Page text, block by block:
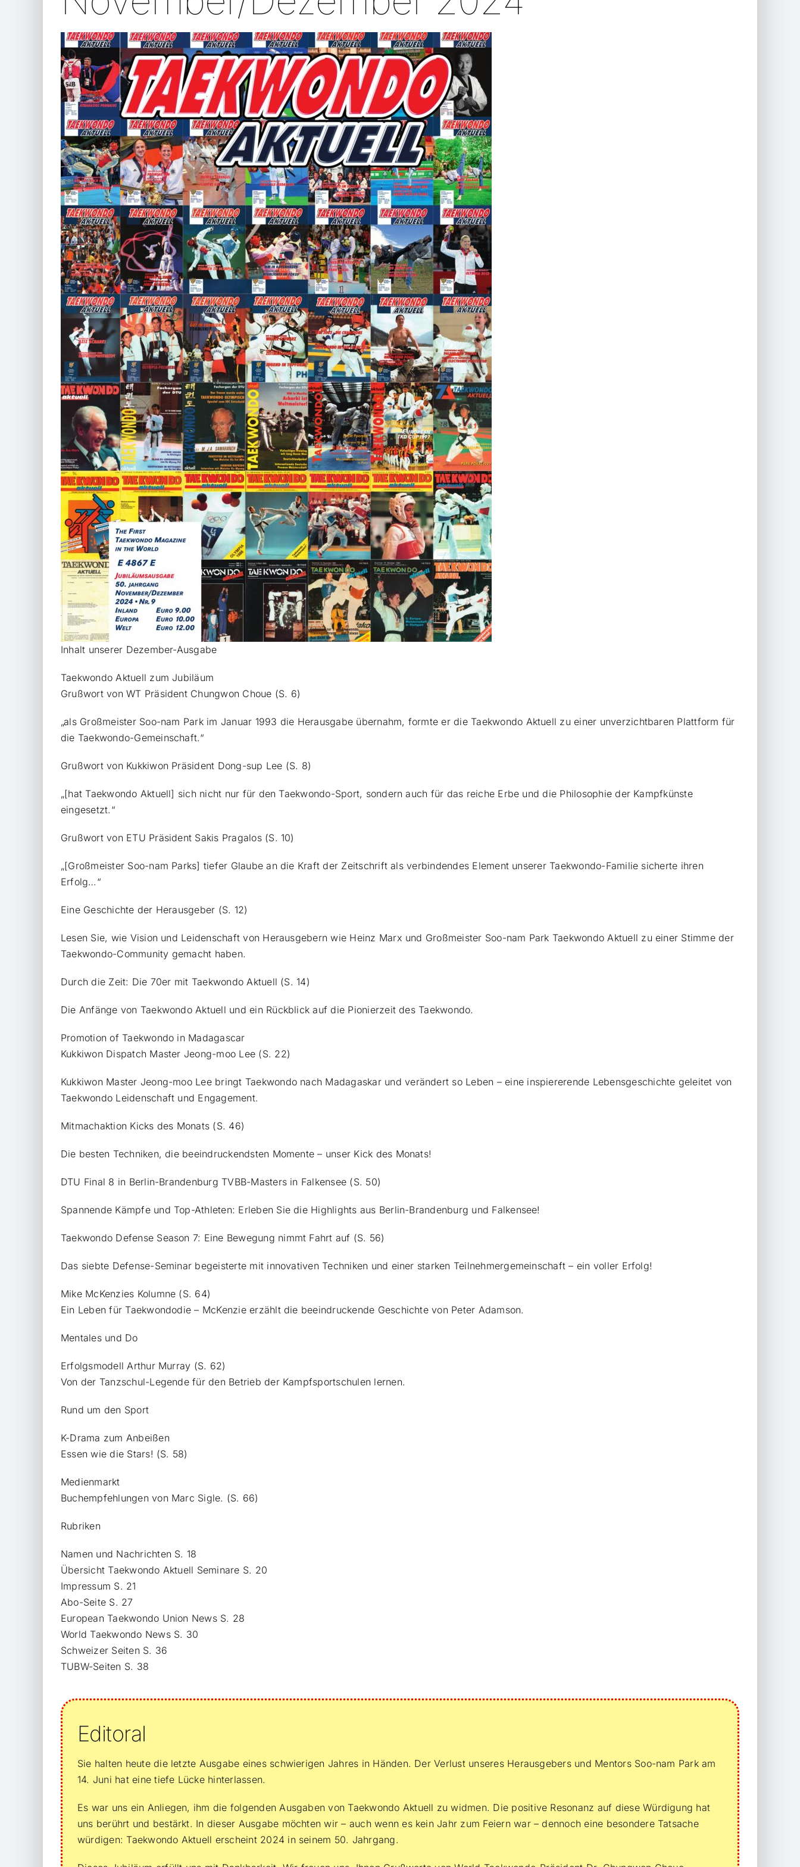
Inhalt unserer Dezember-Ausgabe
Taekwondo Aktuell zum Jubiläum
Grußwort von WT Präsident Chungwon Choue (S. 6)
„als Großmeister Soo-nam Park im Januar 1993 die Herausgabe übernahm, formte er die Taekwondo Aktuell zu einer unverzichtbaren Plattform für
die Taekwondo-Gemeinschaft.“
Grußwort von Kukkiwon Präsident Dong-sup Lee (S. 8)
„[hat Taekwondo Aktuell] sich nicht nur für den Taekwondo-Sport, sondern auch für das reiche Erbe und die Philosophie der Kampfkünste
eingesetzt.“
Grußwort von ETU Präsident Sakis Pragalos (S. 10)
„[Großmeister Soo-nam Parks] tiefer Glaube an die Kraft der Zeitschrift als verbindendes Element unserer Taekwondo-Familie sicherte ihren
Erfolg…“
Eine Geschichte der Herausgeber (S. 12)
Lesen Sie, wie Vision und Leidenschaft von Herausgebern wie Heinz Marx und Großmeister Soo-nam Park Taekwondo Aktuell zu einer Stimme der
Taekwondo-Community gemacht haben.
Durch die Zeit: Die 70er mit Taekwondo Aktuell (S. 14)
Die Anfänge von Taekwondo Aktuell und ein Rückblick auf die Pionierzeit des Taekwondo.
Promotion of Taekwondo in Madagascar
Kukkiwon Dispatch Master Jeong-moo Lee (S. 22)
Kukkiwon Master Jeong-moo Lee bringt Taekwondo nach Madagaskar und verändert so Leben – eine inspiererende Lebensgeschichte geleitet von
Taekwondo Leidenschaft und Engagement.
Mitmachaktion Kicks des Monats (S. 46)
Die besten Techniken, die beeindruckendsten Momente – unser Kick des Monats!
DTU Final 8 in Berlin-Brandenburg TVBB-Masters in Falkensee (S. 50)
Spannende Kämpfe und Top-Athleten: Erleben Sie die Highlights aus Berlin-Brandenburg und Falkensee!
Taekwondo Defense Season 7: Eine Bewegung nimmt Fahrt auf (S. 56)
Das siebte Defense-Seminar begeisterte mit innovativen Techniken und einer starken Teilnehmergemeinschaft – ein voller Erfolg!
Mike McKenzies Kolumne (S. 64)
Ein Leben für Taekwondodie – McKenzie erzählt die beeindruckende Geschichte von Peter Adamson.
Mentales und Do
Erfolgsmodell Arthur Murray (S. 62)
Von der Tanzschul-Legende für den Betrieb der Kampfsportschulen lernen.
Rund um den Sport
K-Drama zum Anbeißen
Essen wie die Stars! (S. 58)
Medienmarkt
Buchempfehlungen von Marc Sigle. (S. 66)
Rubriken
Namen und Nachrichten S. 18
Übersicht Taekwondo Aktuell Seminare S. 20
Impressum S. 21
Abo-Seite S. 27
European Taekwondo Union News S. 28
World Taekwondo News S. 30
Schweizer Seiten S. 36
TUBW-Seiten S. 38
Editoral
Sie halten heute die letzte Ausgabe eines schwierigen Jahres in Händen. Der Verlust unseres Herausgebers und Mentors Soo-nam Park am
14. Juni hat eine tiefe Lücke hinterlassen.
Es war uns ein Anliegen, ihm die folgenden Ausgaben von Taekwondo Aktuell zu widmen. Die positive Resonanz auf diese Würdigung hat
uns berührt und bestärkt. In dieser Ausgabe möchten wir – auch wenn es kein Jahr zum Feiern war – dennoch eine besondere Tatsache
würdigen: Taekwondo Aktuell erscheint 2024 in seinem 50. Jahrgang.